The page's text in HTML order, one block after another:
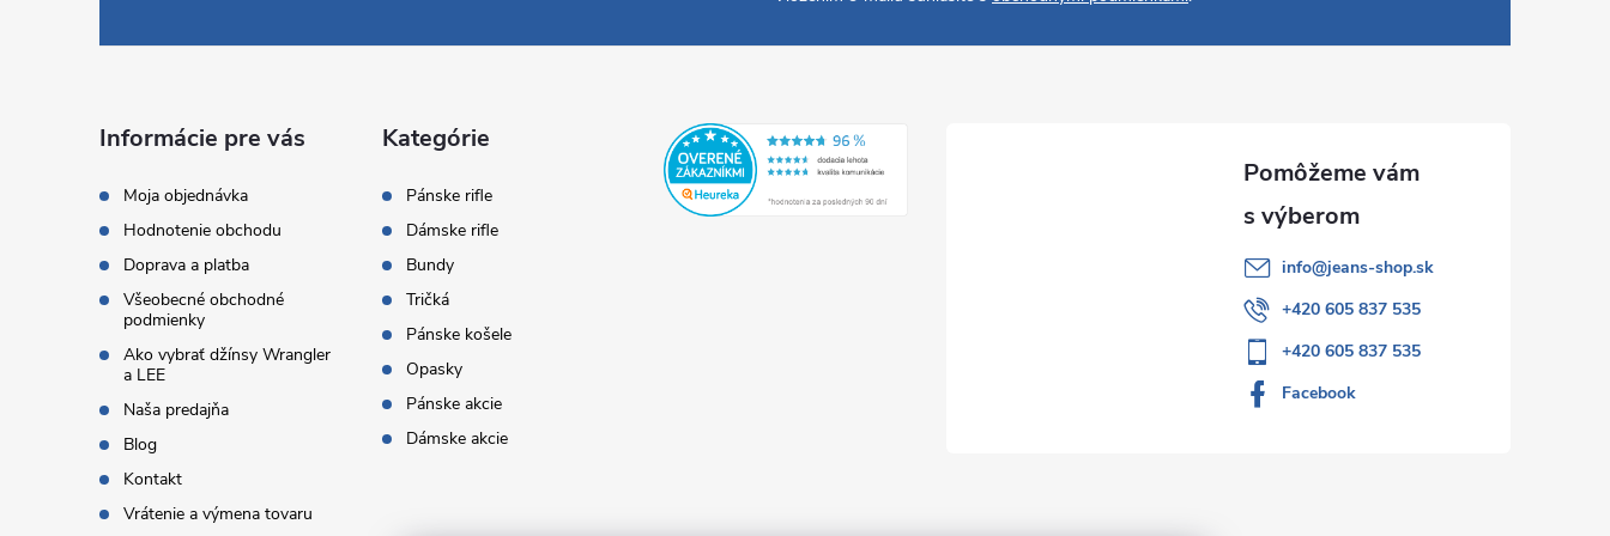
Informácie pre vás
Moja objednávka
Hodnotenie obchodu
Doprava a platba
Všeobecné obchodné
podmienky
Ako vybrať džínsy Wrangler
a LEE
Naša predajňa
Blog
Kontakt
Vrátenie a výmena tovaru
Kategórie
Pánske rifle
Dámske rifle
Bundy
Tričká
Pánske košele
Opasky
Pánske akcie
Dámske akcie
info@jeans-shop.sk
+420 605 837 535
+420 605 837 535
Facebook